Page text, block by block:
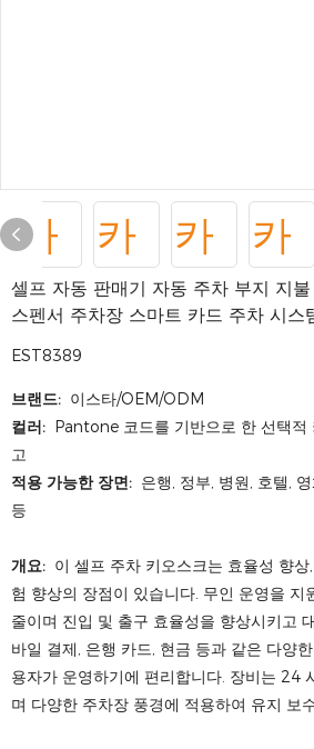
셀프 자동 판매기 자동 주차 부지 지
스펜서 주차장 스마트 카드 주차 시스
EST8389
브랜드: 이스타/OEM/ODM
컬러: Pantone 코드를 기반으로 한 선택적
고
적용 가능한 장면: 은행, 정부, 병원, 호텔,
등
개요: 이 셀프 주차 키오스크는 효율성 향
험 향상의 장점이 있습니다. 무인 운영을 지
줄이며 진입 및 출구 효율성을 향상시키고
바일 결제, 은행 카드, 현금 등과 같은 다양
용자가 운영하기에 편리합니다. 장비는 24
며 다양한 주차장 풍경에 적용하여 유지 보